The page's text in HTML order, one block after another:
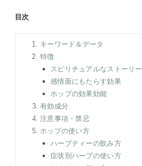
目次
キーワード＆データ
特徴
スピリチュアルなストーリー
感情面にもたらす効果
ホップの効果効能
有効成分
注意事項・禁忌
ホップの使い方
ハーブティーの飲み方
症状別ハーブの使い方